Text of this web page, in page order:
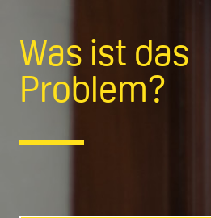
Was ist das
Problem?